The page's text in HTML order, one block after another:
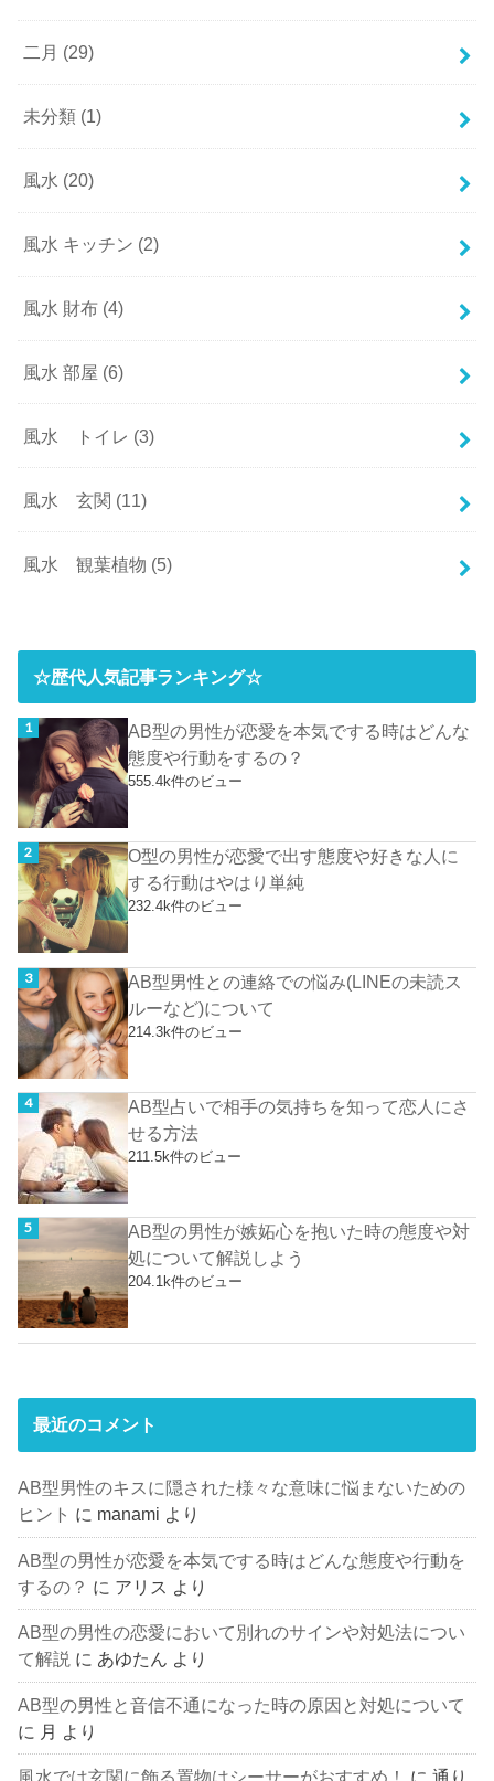
二月 (29)
未分類 (1)
風水 (20)
風水 キッチン (2)
風水 財布 (4)
風水 部屋 (6)
風水 トイレ (3)
風水 玄関 (11)
風水 観葉植物 (5)
☆歴代人気記事ランキング☆
AB型の男性が恋愛を本気でする時はどんな
態度や行動をするの？
555.4k件のビュー
O型の男性が恋愛で出す態度や好きな人に
する行動はやはり単純
232.4k件のビュー
AB型男性との連絡での悩み(LINEの未読ス
ルーなど)について
214.3k件のビュー
AB型占いで相手の気持ちを知って恋人にさ
せる方法
211.5k件のビュー
AB型の男性が嫉妬心を抱いた時の態度や対
処について解説しよう
204.1k件のビュー
最近のコメント
AB型男性のキスに隠された様々な意味に悩まないための
ヒント に manami より
AB型の男性が恋愛を本気でする時はどんな態度や行動を
するの？ に アリス より
AB型の男性の恋愛において別れのサインや対処法につい
て解説 に あゆたん より
AB型の男性と音信不通になった時の原因と対処について
に 月 より
風水では玄関に飾る置物はシーサーがおすすめ！ に通り